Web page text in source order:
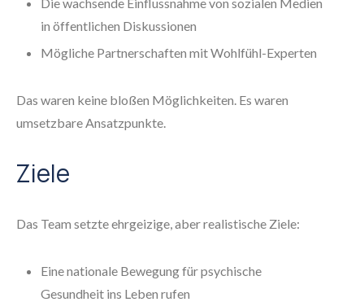
in öffentlichen Diskussionen
Mögliche Partnerschaften mit Wohlfühl-Experten
Das waren keine bloßen Möglichkeiten. Es waren
umsetzbare Ansatzpunkte.
Ziele
Das Team setzte ehrgeizige, aber realistische Ziele:
Eine nationale Bewegung für psychische
Gesundheit ins Leben rufen